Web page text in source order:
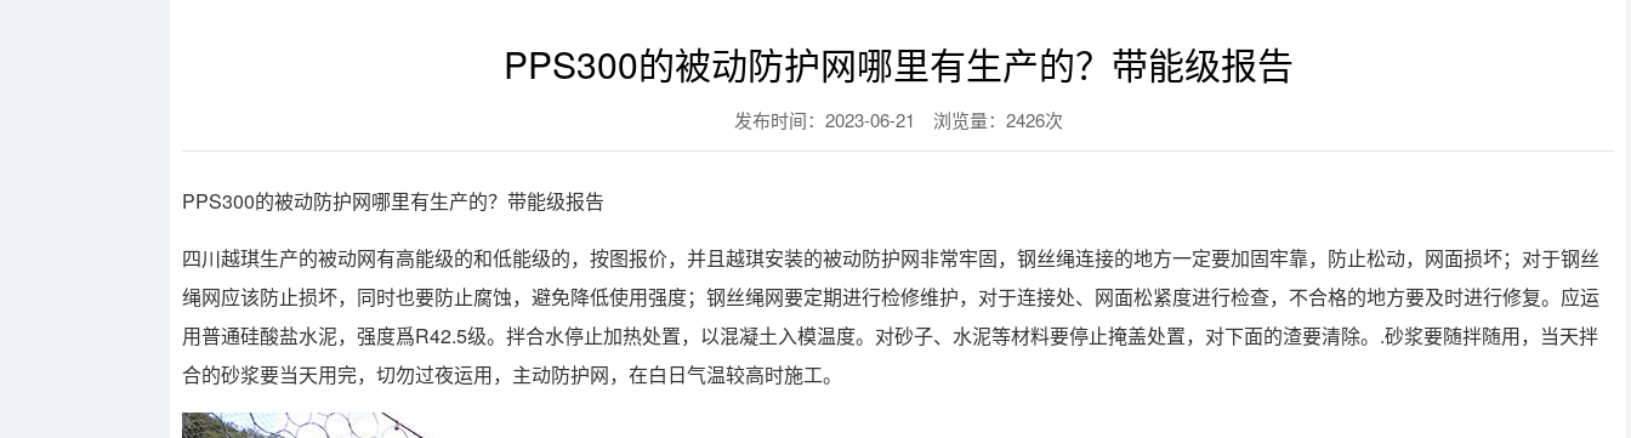
PPS300的被动防护网哪里有生产的？带能级报告
发布时间：2023-06-21 浏览量：2426次
PPS300的被动防护网哪里有生产的？带能级报告
四川越琪生产的被动网有高能级的和低能级的，按图报价，并且越琪安装的被动防护网非常牢固，钢丝绳连接的地方一定要加固牢靠，防止松动，网面损坏；对于钢丝
绳网应该防止损坏，同时也要防止腐蚀，避免降低使用强度；钢丝绳网要定期进行检修维护，对于连接处、网面松紧度进行检查，不合格的地方要及时进行修复。应运
用普通硅酸盐水泥，强度爲R42.5级。拌合水停止加热处置，以混凝土入模温度。对砂子、水泥等材料要停止掩盖处置，对下面的渣要清除。.砂浆要随拌随用，当天拌
合的砂浆要当天用完，切勿过夜运用，主动防护网，在白日气温较高时施工。